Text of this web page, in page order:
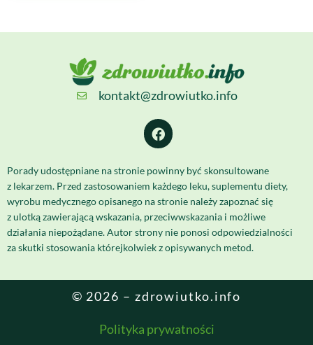
kontakt@zdrowiutko.info
Porady udostępniane na stronie powinny być skonsultowane
z lekarzem. Przed zastosowaniem każdego leku, suplementu diety,
wyrobu medycznego opisanego na stronie należy zapoznać się
z ulotką zawierającą wskazania, przeciwwskazania i możliwe
działania niepożądane. Autor strony nie ponosi odpowiedzialności
za skutki stosowania którejkolwiek z opisywanych metod.
© 2026 – zdrowiutko.info
Polityka prywatności